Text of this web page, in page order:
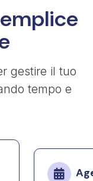
gestire il tuo
tempo e